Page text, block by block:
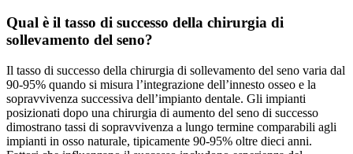
Qual è il tasso di successo della chirurgia di
sollevamento del seno?
Il tasso di successo della chirurgia di sollevamento del seno varia dal
90-95% quando si misura l’integrazione dell’innesto osseo e la
sopravvivenza successiva dell’impianto dentale. Gli impianti
posizionati dopo una chirurgia di aumento del seno di successo
dimostrano tassi di sopravvivenza a lungo termine comparabili agli
impianti in osso naturale, tipicamente 90-95% oltre dieci anni.